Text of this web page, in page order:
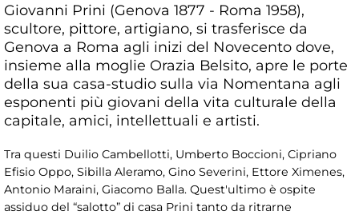
Giovanni Prini (Genova 1877 - Roma 1958),
scultore, pittore, artigiano, si trasferisce da
Genova a Roma agli inizi del Novecento dove,
insieme alla moglie Orazia Belsito, apre le porte
della sua casa-studio sulla via Nomentana agli
esponenti più giovani della vita culturale della
capitale, amici, intellettuali e artisti.
Tra questi Duilio Cambellotti, Umberto Boccioni, Cipriano
Efisio Oppo, Sibilla Aleramo, Gino Severini, Ettore Ximenes,
Antonio Maraini, Giacomo Balla. Quest'ultimo è ospite
assiduo del “salotto” di casa Prini tanto da ritrarne